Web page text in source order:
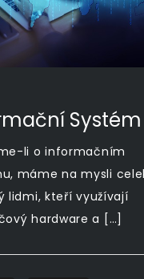
Systém
li o informačním
máme na mysli
lidmi, kteří využívají
hardware a […]